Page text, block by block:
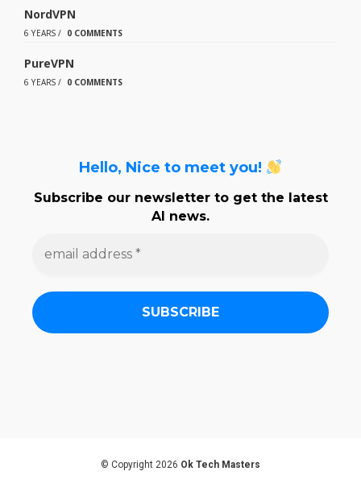
NordVPN
6 YEARS / 0 COMMENTS
PureVPN
6 YEARS / 0 COMMENTS
Hello, Nice to meet you!
Subscribe our newsletter to get the latest
AI news.
a
d
© Copyright 2026 Ok Tech Masters